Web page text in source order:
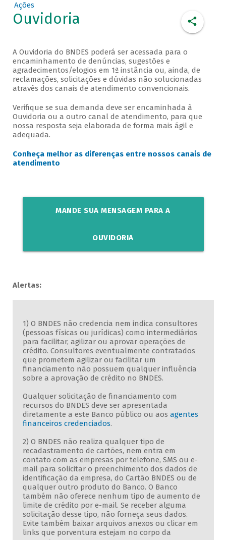
Ações
Ouvidoria
A Ouvidoria do BNDES poderá ser acessada para o
encaminhamento de denúncias, sugestões e
agradecimentos/elogios em 1ª instância ou, ainda, de
reclamações, solicitações e dúvidas não solucionadas
através dos canais de atendimento convencionais.
Verifique se sua demanda deve ser encaminhada à
Ouvidoria ou a outro canal de atendimento, para que
nossa resposta seja elaborada de forma mais ágil e
adequada.
Conheça melhor as diferenças entre nossos canais de
atendimento
MANDE SUA MENSAGEM PARA A
OUVIDORIA
Alertas:
1) O BNDES não credencia nem indica consultores
(pessoas físicas ou jurídicas) como intermediários
para facilitar, agilizar ou aprovar operações de
crédito. Consultores eventualmente contratados
que prometem agilizar ou facilitar um
financiamento não possuem qualquer influência
sobre a aprovação de crédito no BNDES.
Qualquer solicitação de financiamento com
recursos do BNDES deve ser apresentada
diretamente a este Banco público ou aos agentes
financeiros credenciados.
2) O BNDES não realiza qualquer tipo de
recadastramento de cartões, nem entra em
contato com as empresas por telefone, SMS ou e-
mail para solicitar o preenchimento dos dados de
identificação da empresa, do Cartão BNDES ou de
qualquer outro produto do Banco. O Banco
também não oferece nenhum tipo de aumento de
limite de crédito por e-mail. Se receber alguma
solicitação desse tipo, não forneça seus dados.
Evite também baixar arquivos anexos ou clicar em
links que porventura estejam no corpo da